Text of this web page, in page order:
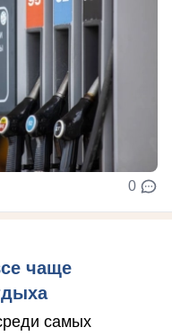
0
чаще
самых